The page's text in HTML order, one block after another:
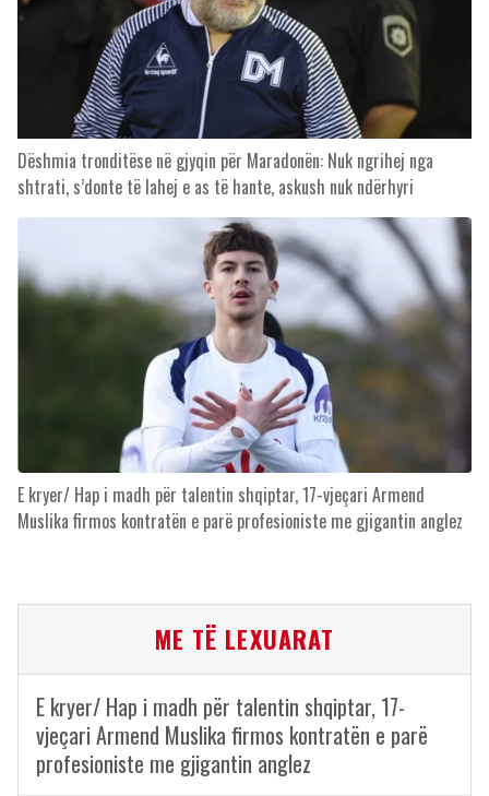
Dëshmia tronditëse në gjyqin për Maradonën: Nuk ngrihej nga
shtrati, s’donte të lahej e as të hante, askush nuk ndërhyri
E kryer/ Hap i madh për talentin shqiptar, 17-vjeçari Armend
Muslika firmos kontratën e parë profesioniste me gjigantin anglez
ME TË LEXUARAT
E kryer/ Hap i madh për talentin shqiptar, 17-
vjeçari Armend Muslika firmos kontratën e parë
profesioniste me gjigantin anglez